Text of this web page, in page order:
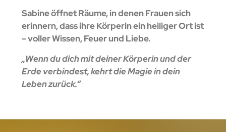
Sabine öffnet Räume, in denen Frauen sich
erinnern, dass ihre Körperin ein heiliger Ort ist
– voller Wissen, Feuer und Liebe.
„Wenn du dich mit deiner Körperin und der
Erde verbindest, kehrt die Magie in dein
Leben zurück.“